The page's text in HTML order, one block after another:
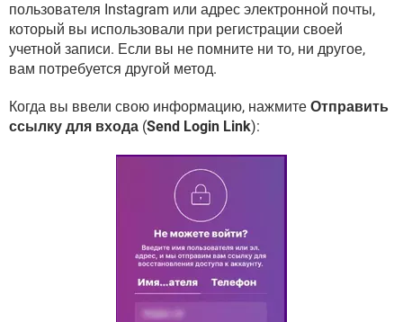
пользователя Instagram или адрес электронной почты,
который вы использовали при регистрации своей
учетной записи. Если вы не помните ни то, ни другое,
вам потребуется другой метод.
Когда вы ввели свою информацию, нажмите Отправить
ссылку для входа (Send Login Link):